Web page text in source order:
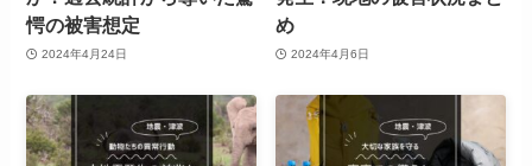
愕の被害想定
2024年4月24日
め
2024年4月6日